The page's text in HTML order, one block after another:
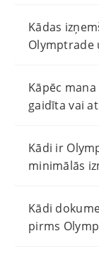
Kādas
Olymptrade
Kāpēc
gaidīta vai
Kādi ir
minimālās
Kādi
pirms